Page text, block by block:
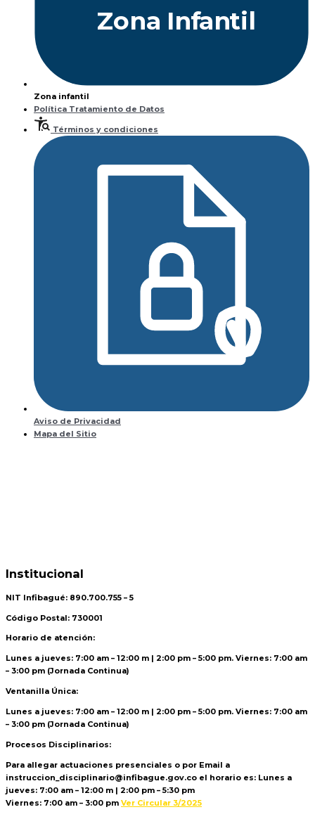
Zona Infantil
Zona infantil
Política Tratamiento de Datos
Términos y condiciones
Aviso de Privacidad
Mapa del Sitio
Institucional
NIT Infibagué: 890.700.755 – 5
Código Postal: 730001
Horario de atención:
Lunes a jueves: 7:00 am – 12:00 m | 2:00 pm – 5:00 pm. Viernes: 7:00 am
– 3:00 pm (Jornada Continua)
Ventanilla Única:
Lunes a jueves: 7:00 am – 12:00 m | 2:00 pm – 5:00 pm. Viernes: 7:00 am
– 3:00 pm (Jornada Continua)
Procesos Disciplinarios:
Para allegar actuaciones presenciales o por Email a
instruccion_disciplinario@infibague.gov.co el horario es: Lunes a
jueves: 7:00 am – 12:00 m | 2:00 pm – 5:30 pm
Viernes: 7:00 am – 3:00 pm Ver Circular 3/2025